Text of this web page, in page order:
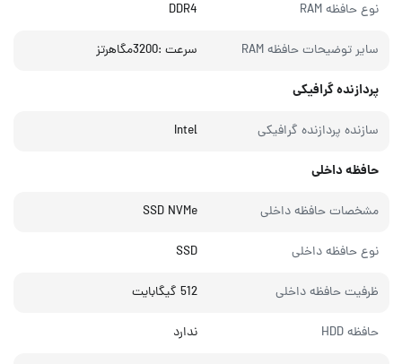
نوع حافظه RAM DDR4
سایر توضیحات حافظه RAM سرعت :3200مگاهرتز
پردازنده گرافیکی
سازنده پردازنده گرافیکی Intel
حافظه داخلی
مشخصات حافظه داخلی SSD NVMe
نوع حافظه داخلی SSD
ظرفیت حافظه داخلی 512 گیگابایت
حافظه HDD ندارد